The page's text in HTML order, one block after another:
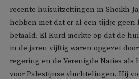
recente huisuitzettingen in Sheikh
hebben met dat er al een tijdje geen
betaald. El Kurd merkte op dat de
in de jaren vijftig waren opgezet door
regering en de Verenigde Naties als
voor Palestijnse vluchtelingen. Hij